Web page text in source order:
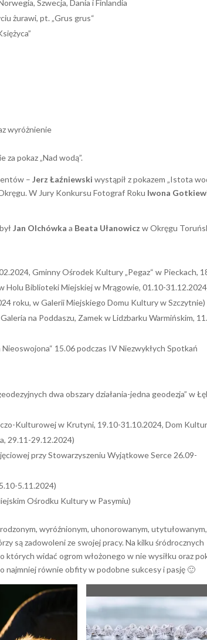
Szwecja, Dania i Finlandia
żurawi, pt. „Grus grus“
wyróżnienie
za pokaz „Nad wodą”.
–Jerz Łaźniewski wystąpił z pokazem „Istota
W Jury Konkursu Fotograf Roku Iwona
Jan Olchówka a Beata Ułanowiczw Okręgu
Gminny Ośrodek Kultury „Pegaz“ w Pieckach,
Biblioteki Miejskiej w Mrągowie, 01.10-
roku, w Galerii Miejskiego Domu Kultury w Szczytnie)
na Poddaszu, Zamek w Lidzbarku Warmińskim,
15.06 podczas IV Niezwykłych Spotkań
dwa obszary działania-jedna geodezja” w
Kulturowej w Krutyni, 19.10-31.10.2024, Dom
29.11-29.12.2024)
przy Stowarzyszeniu Wyjątkowe Serce 26.09-
5.11.2024)
Ośrodku Kultury w Pasymiu)
wyróźnionym, uhonorowanym, utytułowanym,
są zadowoleni ze swojej pracy. Na kilku śródrocznych
których widać ogrom włożonego w nie wysiłku oraz
najmniej równie obfity w podobne sukcesy i pasję 🙂